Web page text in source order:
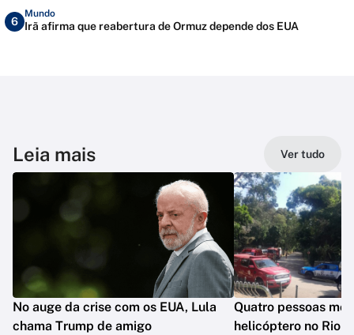
6
Mundo
Irã afirma que reabertura de Ormuz depende dos EUA
Leia mais Ver tudo
No auge da crise com os EUA, Lula
chama Trump de amigo
Quatro pessoas
helicóptero no Rio